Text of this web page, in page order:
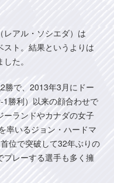
レアル・ソシエダ）は
スト。結果というよりは
た。
勝で、2013年3月にドー
勝利）以来の顔合わせで
ーランドやカナダの女子
率いるジョン・ハードマ
位で突破して32年ぶりの
プレーする選手も多く擁